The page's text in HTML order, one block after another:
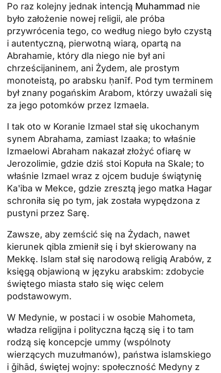
Po raz kolejny jednak intencją Muhammad nie
było założenie nowej religii, ale próba
przywrócenia tego, co według niego było czystą
i autentyczną, pierwotną wiarą, opartą na
Abrahamie, który dla niego nie był ani
chrześcijaninem, ani Żydem, ale prostym
monoteistą, po arabsku ḥanīf. Pod tym terminem
był znany pogańskim Arabom, którzy uważali się
za jego potomków przez Izmaela.
I tak oto w Koranie Izmael stał się ukochanym
synem Abrahama, zamiast Izaaka; to właśnie
Izmaelowi Abraham nakazał złożyć ofiarę w
Jerozolimie, gdzie dziś stoi Kopuła na Skale; to
właśnie Izmael wraz z ojcem buduje świątynię
Ka'iba w Mekce, gdzie zresztą jego matka Hagar
schroniła się po tym, jak została wypędzona z
pustyni przez Sarę.
Zawsze, aby zemścić się na Żydach, nawet
kierunek qibla zmienił się i był skierowany na
Mekkę. Islam stał się narodową religią Arabów, z
księgą objawioną w języku arabskim: zdobycie
świętego miasta stało się więc celem
podstawowym.
W Medynie, w postaci i w osobie Mahometa,
władza religijna i polityczna łączą się i to tam
rodzą się koncepcje ummy (wspólnoty
wierzących muzułmanów), państwa islamskiego
i ǧihād, świętej wojny: społeczność Medyny z